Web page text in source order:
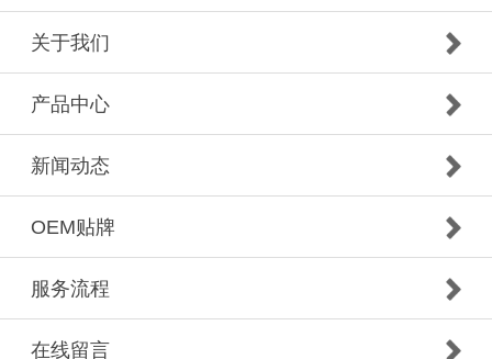
关于我们
产品中心
新闻动态
OEM贴牌
服务流程
在线留言